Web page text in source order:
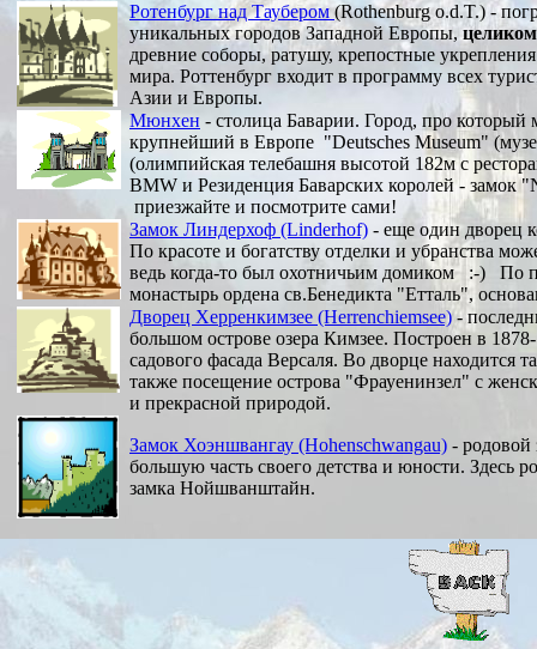
Ротенбург над Таубером(Rothenburg o.d.T.) -
уникальных городов Западной Европы,целиком
древние соборы, ратушу, крепостные
мира. Роттенбург входит в программу всех
Азии и Европы.
Мюнхен - столица Баварии. Город, про который
крупнейший в Европе "Deutsches Museum"
(олимпийская телебашня высотой 182м с
BMW и Резиденция Баварских королей - замок
приезжайте и посмотрите сами!
Замок Линдерхоф (Linderhof) - еще один дворец
По красоте и богатству отделки и убранства
ведь когда-то был охотничьим домиком :-) По
монастырь ордена св.Бенедикта "Етталь",
Дворец Херренкимзее (Herrenchiemsee)-
большом острове озера Кимзее. Построен в
садового фасада Версаля. Во дворце
также посещение острова "Фрауенинзел" с
и прекрасной природой.
Замок Хоэншвангау (Hohenschwangau) - родовой
большую часть своего детства и юности. Здесь
замка Нойшванштайн.